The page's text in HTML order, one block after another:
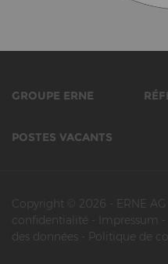
GROUPE ERNE
POSTES VACANTS
Copyright © 2026 - ERNE
confidentialité - Impressum -
des données - Politique de